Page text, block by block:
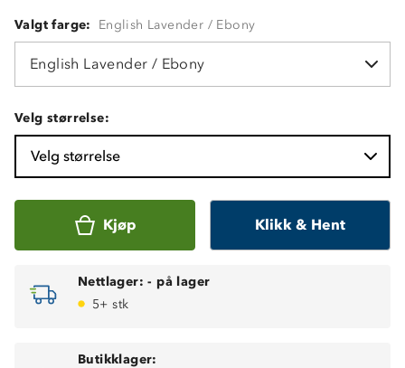
Valgt farge: English Lavender / Ebony
English Lavender / Ebony
Velg størrelse:
Velg størrelse
Kjøp Klikk & Hent
Nettlager: - på lager
5+ stk
Butikklager: